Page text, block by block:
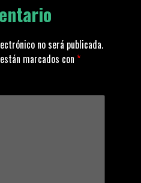
no será publicada.
marcados con *